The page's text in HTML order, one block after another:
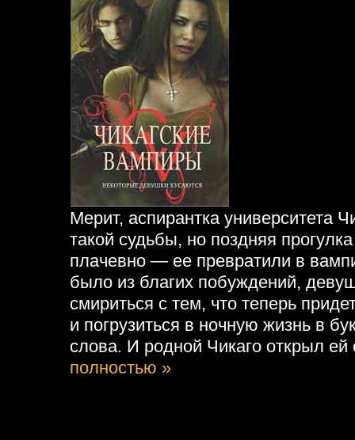
Мерит, аспирантка университета
такой судьбы, но поздняя
плачевно — ее превратили в
было из благих побуждений,
смириться с тем, что теперь
и погрузиться в ночную жизнь в
слова. И родной Чикаго открыл ей
полностью »